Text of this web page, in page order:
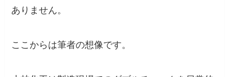
ありません。
ここからは筆者の想像です。